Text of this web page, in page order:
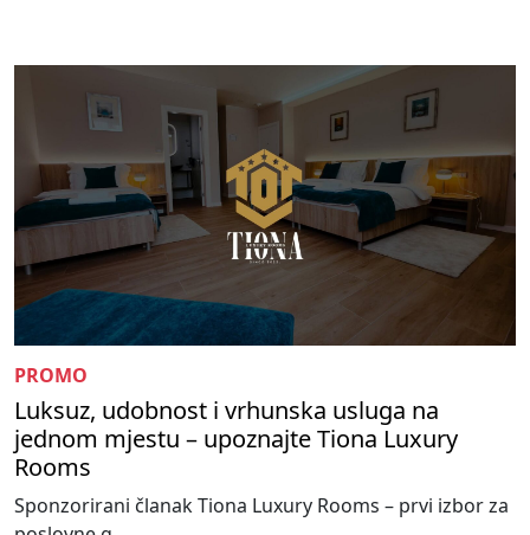
PROMO
Luksuz, udobnost i vrhunska usluga na
jednom mjestu – upoznajte Tiona Luxury
Rooms
Sponzorirani članak Tiona Luxury Rooms – prvi izbor za